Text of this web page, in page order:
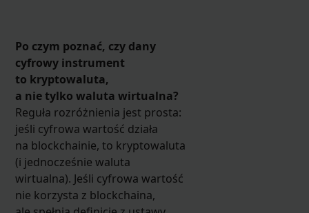
Po czym poznać, czy dany
cyfrowy instrument
to kryptowaluta,
a nie tylko waluta wirtualna?
Reguła rozróżnienia jest prosta:
jeśli cyfrowa wartość działa
na blockchainie, to kryptowaluta
(i jednocześnie waluta
wirtualna). Jeśli cyfrowa wartość
nie korzysta z blockchaina,